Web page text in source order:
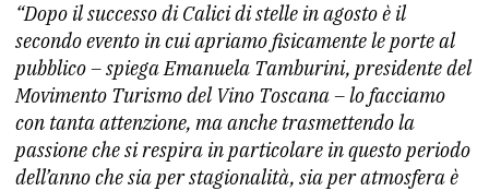
“Dopo il successo di Calici di stelle in agosto è il
secondo evento in cui apriamo fisicamente leporte al
pubblico – spiega Emanuela Tamburini, presidente del
Movimento Turismo del Vino Toscana – lo facciamo
con tantaattenzione, ma anche trasmettendo la
passione che si respira inparticolare in questo periodo
dell’anno che sia perstagionalità, sia per atmosfera è